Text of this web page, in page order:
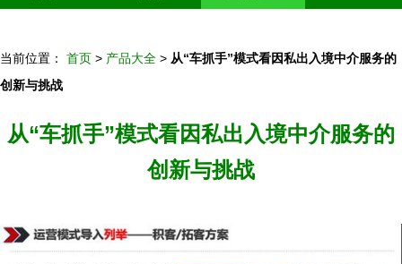
当前位置： 首页 > 产品大全 > 从“车抓手”模式看因私出入境中介服务的
创新与挑战
从“车抓手”模式看因私出入境中介服务的
创新与挑战